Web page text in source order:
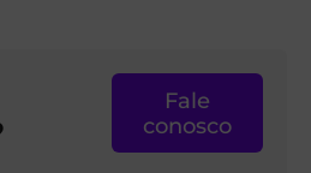
Fale
conosco